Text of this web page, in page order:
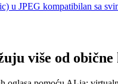
u JPEG kompatibilan sa
više od